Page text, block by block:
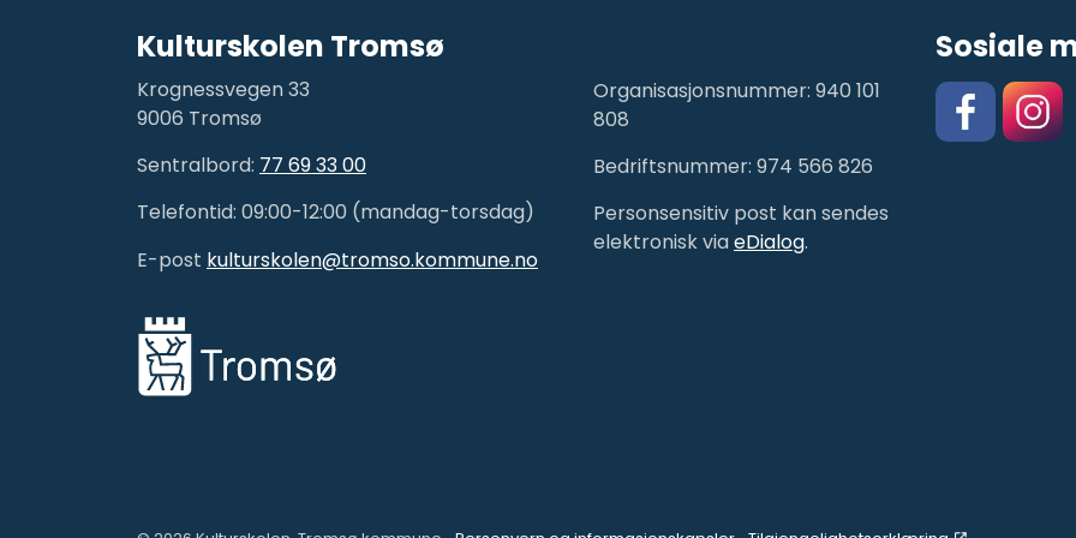
Kulturskolen Tromsø
Krognessvegen 33
9006 Tromsø
Sentralbord: 77 69 33 00
Telefontid: 09:00-12:00 (mandag-torsdag)
E-post kulturskolen@tromso.kommune.no
Organisasjonsnummer: 940 101
808
Bedriftsnummer: 974 566 826
Personsensitiv post kan sendes
elektronisk viaeDialog.
Sosiale